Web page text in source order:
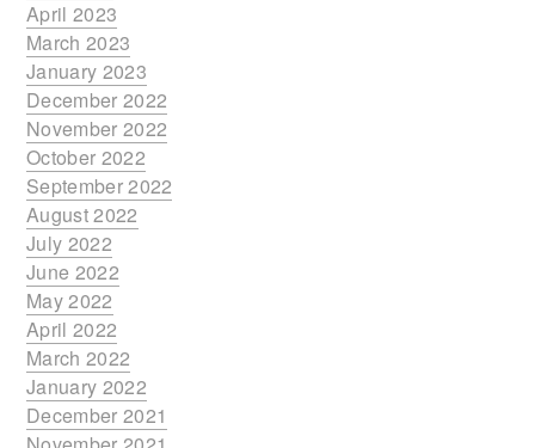
April 2023
March 2023
January 2023
December 2022
November 2022
October 2022
September 2022
August 2022
July 2022
June 2022
May 2022
April 2022
March 2022
January 2022
December 2021